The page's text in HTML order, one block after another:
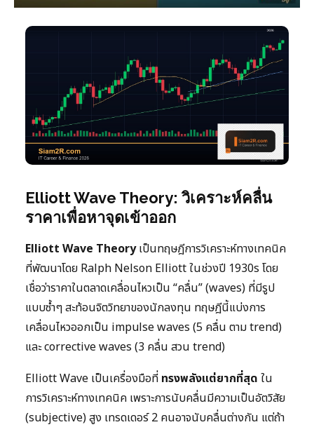
Elliott Wave Theory: วิเคราะห์คลื่น
ราคาเพื่อหาจุดเข้าออก
Elliott Wave Theoryเป็นทฤษฎีการวิเคราะห์ทางเทคนิค
ที่พัฒนาโดย Ralph Nelson Elliott ในช่วงปี 1930s โดย
เชื่อว่าราคาในตลาดเคลื่อนไหวเป็น “คลื่น” (waves) ที่มีรูป
แบบซ้ำๆ สะท้อนจิตวิทยาของนักลงทุน ทฤษฎีนี้แบ่งการ
เคลื่อนไหวออกเป็น impulse waves (5 คลื่น ตาม trend)
และ corrective waves (3 คลื่น สวน trend)
Elliott Wave เป็นเครื่องมือที่ ทรงพลังแต่ยากที่สุด ใน
การวิเคราะห์ทางเทคนิค เพราะการนับคลื่นมีความเป็นอัตวิสัย
(subjective) สูง เทรดเดอร์ 2 คนอาจนับคลื่นต่างกัน แต่ถ้า